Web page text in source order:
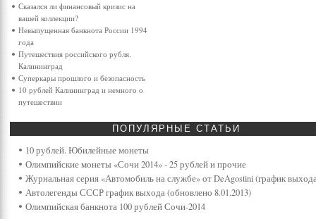
Сказался ли финансовый кризис на
вашей коллекции?
Невыпущенная банкнота России 1994
года
Путешествия российского рубля.
Калининград
Суперкары прошлого и безопасность
10 рублей Калининград и немного о
путешествии
ПОПУЛЯРНЫЕ СТАТЬИ
10 рублей. Юбилейные монеты
Олимпийские монеты «Сочи 2014» - 25 рублей и прочие
Журнальная серия «Автомобиль на службе» от DeAgostini (график
Автолегенды СССР график выхода (обновлено 8.01.2013)
Олимпийская банкнота 100 рублей Сочи-2014